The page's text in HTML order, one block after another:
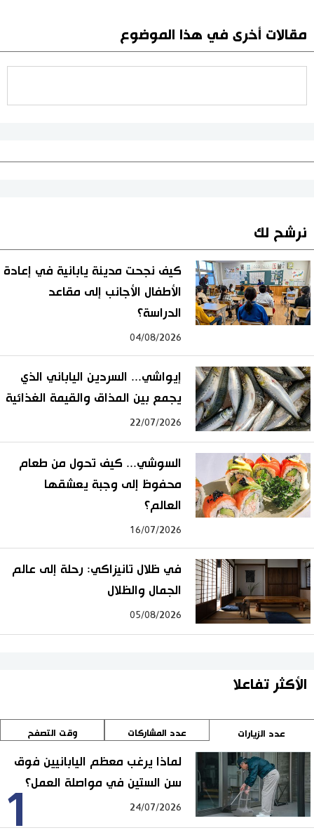
مقالات أخرى في هذا الموضوع
نرشح لك
كيف نجحت مدينة يابانية في إعادة
الأطفال الأجانب إلى مقاعد
الدراسة؟
04/08/2026
إيواشي... السردين الياباني الذي
يجمع بين المذاق والقيمة الغذائية
22/07/2026
السوشي... كيف تحول من طعام
محفوظ إلى وجبة يعشقها
العالم؟
16/07/2026
في ظلال تانيزاكي: رحلة إلى عالم
الجمال والظلال
05/08/2026
الأكثر تفاعلا
عدد الزيارات عدد المشاركات وقت التصفح
1
لماذا يرغب معظم اليابانيين فوق
سن الستين في مواصلة العمل؟
24/07/2026